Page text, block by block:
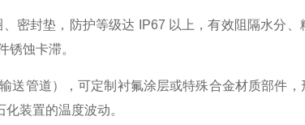
、密封垫，防护等级达 IP67 以上，有效阻隔水分
锈蚀卡滞。
送管道），可定制衬氟涂层或特殊合金材质部件
装置的温度波动。